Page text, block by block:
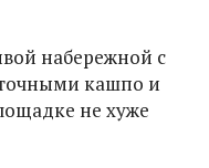
набережной с
кашпо и
не хуже